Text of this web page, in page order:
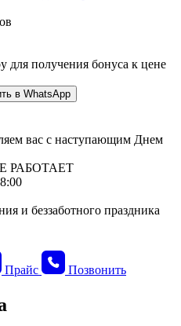
для получения бонуса к цене
в WhatsApp
вас с наступающим Днем
РАБОТАЕТ
и беззаботного праздника
Прайс Позвонить